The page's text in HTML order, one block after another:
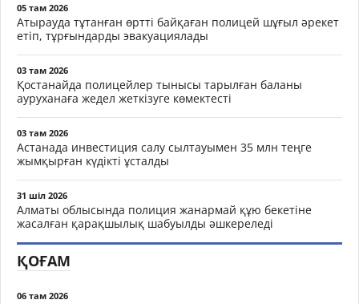
05 там 2026
Атырауда тұтанған өртті байқаған полицей шұғыл әрекет
етіп, тұрғындарды эвакуациялады
03 там 2026
Қостанайда полицейлер тынысы тарылған баланы
ауруханаға жедел жеткізуге көмектесті
03 там 2026
Астанада инвестиция салу сылтауымен 35 млн теңге
жымқырған күдікті ұсталды
31 шіл 2026
Алматы облысында полиция жанармай құю бекетіне
жасалған қарақшылық шабуылды әшкереледі
ҚОҒАМ
06 там 2026